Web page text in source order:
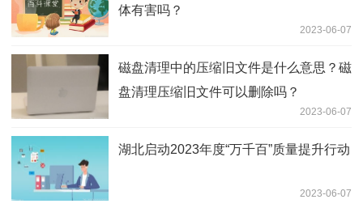
体有害吗？
2023-06-07
磁盘清理中的压缩旧文件是什么意思？磁
盘清理压缩旧文件可以删除吗？
2023-06-07
湖北启动2023年度“万千百”质量提升行动
2023-06-07